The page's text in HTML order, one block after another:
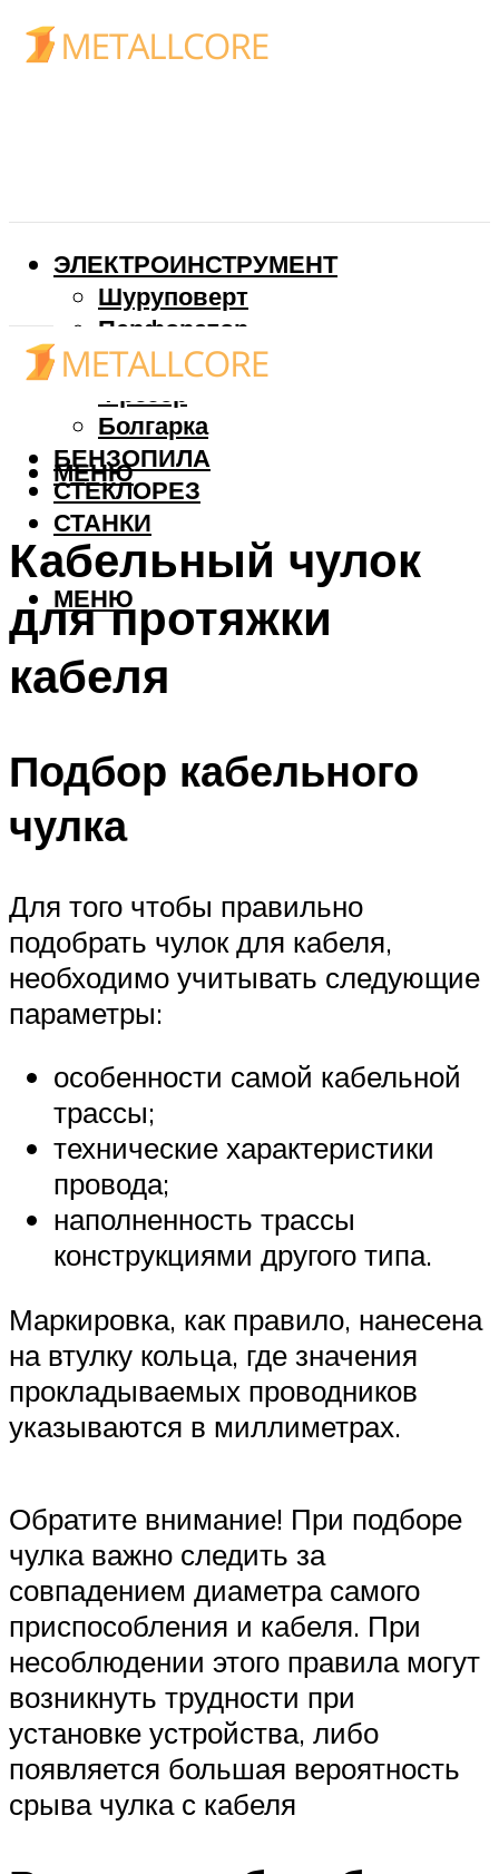
ЭЛЕКТРОИНСТРУМЕНТ
Шуруповерт
Перфоратор
Дрель
Фрезер
Болгарка
БЕНЗОПИЛА
СТЕКЛОРЕЗ
СТАНКИ
МЕНЮ
МЕНЮ
Кабельный чулок
для протяжки
кабеля
Подбор кабельного
чулка
Для того чтобы правильно
подобрать чулок для кабеля,
необходимо учитывать следующие
параметры:
особенности самой кабельной
трассы;
технические характеристики
провода;
наполненность трассы
конструкциями другого типа.
Маркировка, как правило, нанесена
на втулку кольца, где значения
прокладываемых проводников
указываются в миллиметрах.
Обратите внимание! При подборе
чулка важно следить за
совпадением диаметра самого
приспособления и кабеля. При
несоблюдении этого правила могут
возникнуть трудности при
установке устройства, либо
появляется большая вероятность
срыва чулка с кабеля